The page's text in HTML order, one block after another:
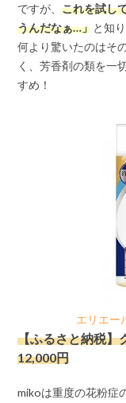
ですが、これを試し
うんだなぁ…」 と知
何より驚いたのはそ
く、芳香剤の類を一
すめ！
エリエー
【ふるさと納税
12,000円
mikoは重度の花粉症